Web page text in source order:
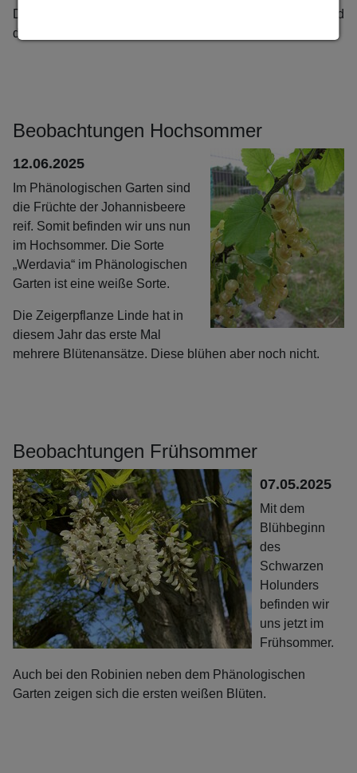
Die Beeren der Eberesche beginnen sich zu verfärben und
die Phase der „Erste reife Früchte“ ist erreicht.
Beobachtungen Hochsommer
12.06.2025
Im Phänologischen Garten sind
die Früchte der Johannisbeere
reif. Somit befinden wir uns nun
im Hochsommer. Die Sorte
„Werdavia“ im Phänologischen
Garten ist eine weiße Sorte.
Die Zeigerpflanze Linde hat in
diesem Jahr das erste Mal
mehrere Blütenansätze. Diese blühen aber noch nicht.
Beobachtungen Frühsommer
07.05.2025
Mit dem
Blühbeginn
des
Schwarzen
Holunders
befinden wir
uns jetzt im
Frühsommer.
Auch bei den Robinien neben dem Phänologischen
Garten zeigen sich die ersten weißen Blüten.